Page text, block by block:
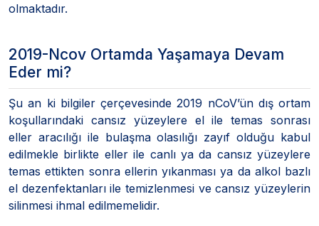
olmaktadır.
2019-Ncov Ortamda Yaşamaya Devam
Eder mi?
Şu an ki bilgiler çerçevesinde 2019 nCoV’ün dış ortam
koşullarındaki cansız yüzeylere el ile temas sonrası
eller aracılığı ile bulaşma olasılığı zayıf olduğu kabul
edilmekle birlikte eller ile canlı ya da cansız yüzeylere
temas ettikten sonra ellerin yıkanması ya da alkol bazlı
el dezenfektanları ile temizlenmesi ve cansız yüzeylerin
silinmesi ihmal edilmemelidir.